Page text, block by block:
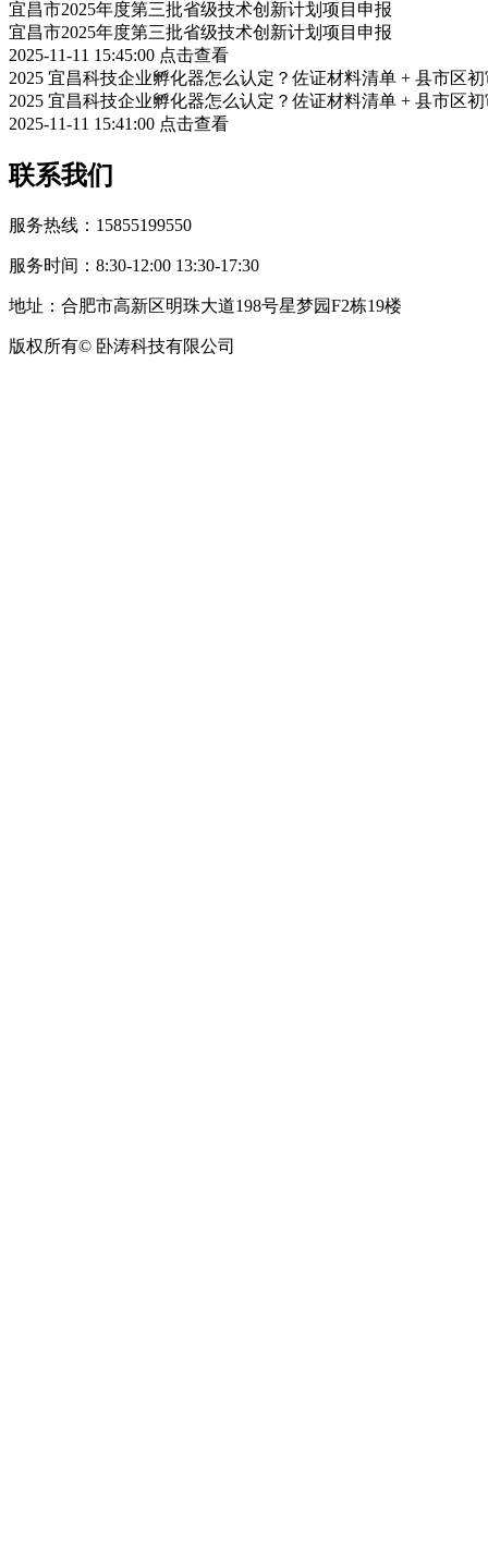
宜昌市2025年度第三批省级技术创新计划项目申报
宜昌市2025年度第三批省级技术创新计划项目申报
2025-11-11 15:45:00 点击查看
2025 宜昌科技企业孵化器怎么认定？佐证材料清单 + 县市区
2025 宜昌科技企业孵化器怎么认定？佐证材料清单 + 县市区
2025-11-11 15:41:00 点击查看
联系我们
服务热线：15855199550
服务时间：8:30-12:00 13:30-17:30
地址：合肥市高新区明珠大道198号星梦园F2栋19楼
版权所有© 卧涛科技有限公司